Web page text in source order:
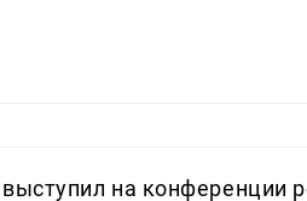
на конференции